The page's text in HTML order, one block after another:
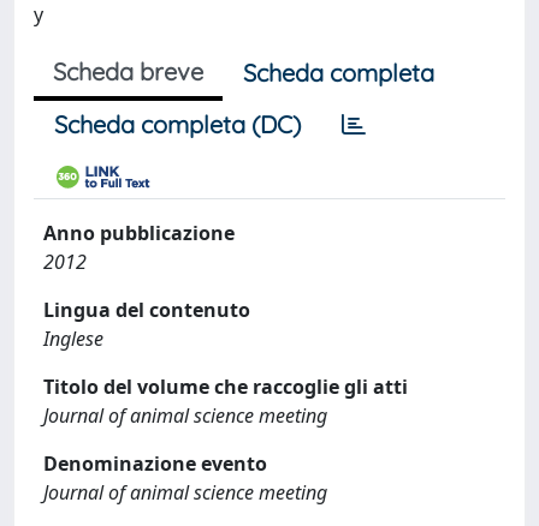
y
Scheda breve
Scheda completa
Scheda completa (DC)
Anno pubblicazione
2012
Lingua del contenuto
Inglese
Titolo del volume che raccoglie gli atti
Journal of animal science meeting
Denominazione evento
Journal of animal science meeting